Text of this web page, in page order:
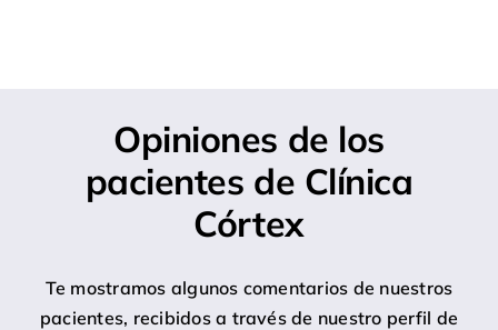
Opiniones de los
pacientes de Clínica
Córtex
Te mostramos algunos comentarios de nuestros
pacientes, recibidos a través de nuestro perfil de